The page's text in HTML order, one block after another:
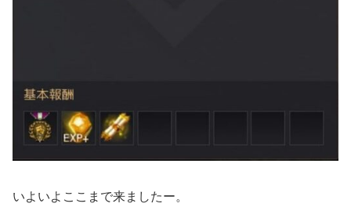
いよいよここまで来ましたー。